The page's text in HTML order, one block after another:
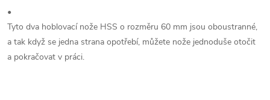
•
Tyto dva hoblovací nože HSS o rozměru 60 mm jsou oboustranné,
a tak když se jedna strana opotřebí, můžete nože jednoduše otočit
a pokračovat v práci.